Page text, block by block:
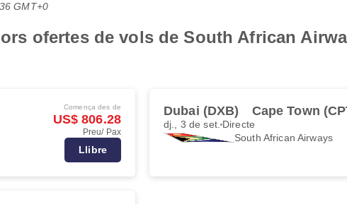
GMT+0
ofertes de vols de South African
Comença des de
US$ 806.28
Preu/ Pax
Llibre
Dubai (DXB) Cape Town
dj., 3 de set. Directe
South African Airways